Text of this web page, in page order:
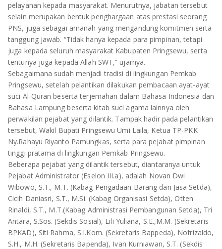
PRINGSEWU
pelayanan kepada masyarakat. Menurutnya, jabatan tersebut
selain merupakan bentuk penghargaan atas prestasi seorang
PNS, juga sebagai amanah yang mengandung komitmen serta
tanggung jawab. “Tidak hanya kepada para pimpinan, tetapi
juga kepada seluruh masyarakat Kabupaten Pringsewu, serta
tentunya juga kepada Allah SWT,” ujarnya.
Sebagaimana sudah menjadi tradisi di lingkungan Pemkab
Pringsewu, setelah pelantikan dilakukan pembacaan ayat-ayat
suci Al-Quran beserta terjemahan dalam Bahasa Indonesia dan
Bahasa Lampung beserta kitab suci agama lainnya oleh
perwakilan pejabat yang dilantik. Tampak hadir pada pelantikan
tersebut, Wakil Bupati Pringsewu Umi Laila, Ketua TP-PKK
Ny.Rahayu Riyanto Pamungkas, serta para pejabat pimpinan
tinggi pratama di lingkungan Pemkab Pringsewu.
Beberapa pejabat yang dilantik tersebut, diantaranya untuk
Pejabat Administrator (Eselon III.a), adalah Novan Dwi
Wibowo, S.T., M.T. (Kabag Pengadaan Barang dan Jasa Setda),
Cicih Daniasri, S.T., M.Si. (Kabag Organisasi Setda), Otten
Rinaldi, S.T., M.T.(Kabag Administrasi Pembangunan Setda), Tri
Antara, S.Sos. (Sekdis Sosial), Lili Yuliana, S.E.,M.M. (Sekretaris
BPKAD), Siti Rahma, S.I.Kom. (Sekretaris Bappeda), Nofrizaldo,
S.H., M.H. (Sekretaris Bapenda), Ivan Kurniawan, S.T. (Sekdis